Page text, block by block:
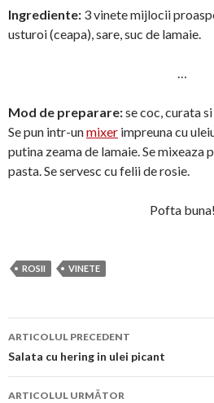
Ingrediente: 3 vinete mijlocii
usturoi (ceapa), sare, suc de lamaie.
…
Mod de preparare:se coc, curata
Se pun intr-unmixer impreuna cu
putina zeama de lamaie. Se mixeaza
pasta. Se servesc cu felii de rosie.
Pofta buna!
ROSII VINETE
Navigare
în
articol
ARTICOLUL PRECEDENT
Salata cu hering in ulei picant
ARTICOLUL URMĂTOR